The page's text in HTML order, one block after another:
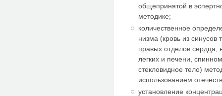
общепринятой в
методике;
количественное
низма (кровь из синусов
правых отделов сердца,
легких и пече­ни,
стекловидное тело)
использованием
установление